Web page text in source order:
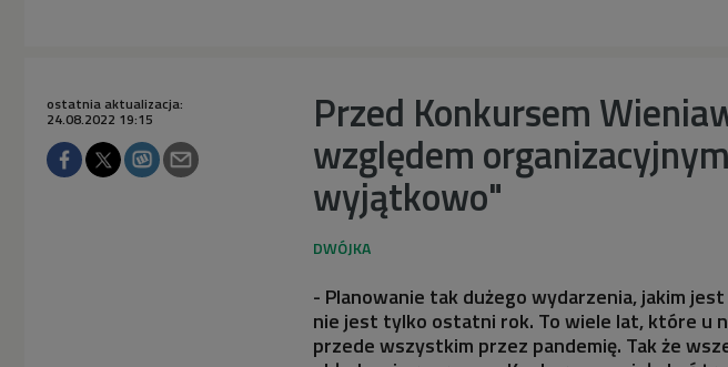
Przed Konkursem
względem
wyjątkowo"
ostatnia aktualizacja:
24.08.2022 19:15
- Planowanie tak dużego wydarzenia, jakim
nie jest tylko ostatni rok. To wiele lat, które u
przede wszystkim przez pandemię. Tak że